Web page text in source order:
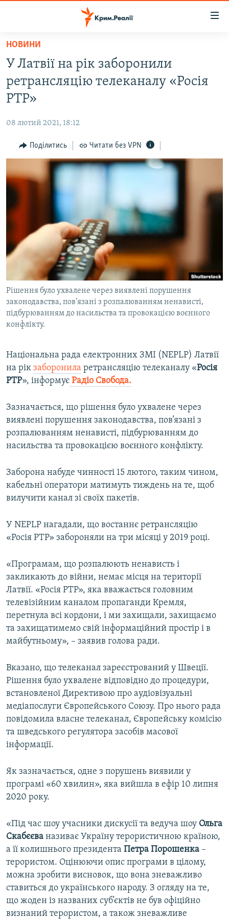
Перейти
основного
матеріалу
Перейти
до
основної
Перейти
до
пошуку
ВІДЕО ТА ФОТО
БЛОГИ
ПОГЛЯД
ВСЕ ЗА ДЕНЬ
ДЕПОРТАЦІЯ
ВІДЕОУРОКИ «ELIFBE»
СВІДЧЕННЯ ОКУПАЦІЇ
УКРАЇНСЬКА ПРОБЛЕМА КРИМУ
ІНФОГРАФІКА
ЯК ОБІЙТИ БЛОКУВАННЯ
Русский
Qırımtatar
ДОЛУЧАЙСЯ!
НОВИНИ
У Латвії на рік заборонили
ретрансляцію телеканалу «Росія
РТР»
08 лютий 2021, 18:12
Поділитись Читати без VPN
Рішення було ухвалене через виявлені порушення
законодавства, пов’язані з розпалюванням ненависті,
підбурюванням до насильства та провокацією воєнного
конфлікту.
Національна рада електронних ЗМІ (NEPLP) Латвії
на рік заборонила ретрансляцію телеканалу «Росія
РТР», інформує Радіо Свобода.
Зазначається, що рішення було ухвалене через
виявлені порушення законодавства, пов’язані з
розпалюванням ненависті, підбурюванням до
насильства та провокацією воєнного конфлікту.
Заборона набуде чинності 15 лютого, таким чином,
кабельні оператори матимуть тиждень на те, щоб
вилучити канал зі своїх пакетів.
У NEPLP нагадали, що востаннє ретрансляцію
«Росія РТР» забороняли на три місяці у 2019 році.
«Програмам, що розпалюють ненависть і
закликають до війни, немає місця на території
Латвії. «Росія РТР», яка вважається головним
телевізійним каналом пропаганди Кремля,
перетнула всі кордони, і ми захищали, захищаємо
та захищатимемо свій інформаційний простір і в
майбутньому», – заявив голова ради.
Вказано, що телеканал зареєстрований у Швеції.
Рішення було ухвалене відповідно до процедури,
встановленої Директивою про аудіовізуальні
медіапослуги Європейського Союзу. Про нього рада
повідомила власне телеканал, Європейську комісію
та шведського регулятора засобів масової
інформації.
Як зазначається, одне з порушень виявили у
програмі «60 хвилин», яка вийшла в ефір 10 липня
2020 року.
«Під час шоу учасники дискусії та ведуча шоу Ольга
Скабєєва називає Україну терористичною країною,
а її колишнього президента Петра Порошенка –
терористом. Оцінюючи опис програми в цілому,
можна зробити висновок, що вона зневажливо
ставиться до українського народу. З огляду на те,
що жоден із названих суб’єктів не був офіційно
визнаний терористом, а також зневажливе